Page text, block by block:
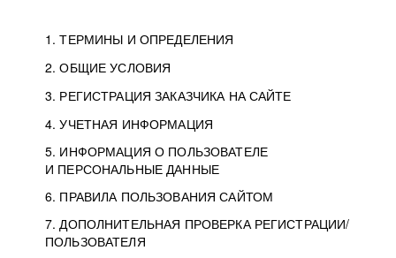
1. ТЕРМИНЫ И ОПРЕДЕЛЕНИЯ
2. ОБЩИЕ УСЛОВИЯ
3. РЕГИСТРАЦИЯ ЗАКАЗЧИКА НА САЙТЕ
4. УЧЕТНАЯ ИНФОРМАЦИЯ
5. ИНФОРМАЦИЯ О ПОЛЬЗОВАТЕЛЕ
И ПЕРСОНАЛЬНЫЕ ДАННЫЕ
6. ПРАВИЛА ПОЛЬЗОВАНИЯ САЙТОМ
7. ДОПОЛНИТЕЛЬНАЯ ПРОВЕРКА РЕГИСТРАЦИИ/
ПОЛЬЗОВАТЕЛЯ